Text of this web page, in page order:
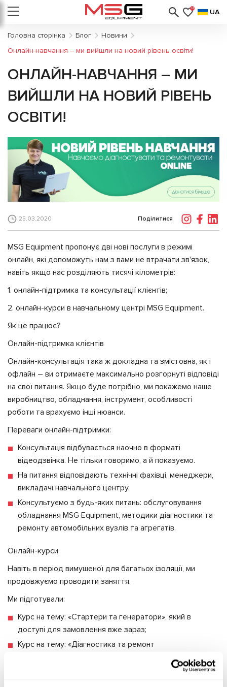
0 UA
Головна сторінка Блог
Новини
Онлайн-навчання – ми вийшли на новий рівень освіти!
ОНЛАЙН-НАВЧАННЯ – МИ
ВИЙШЛИ НА НОВИЙ РІВЕНЬ
ОСВІТИ!
25.03.2020 Поділитися
MSG Equipment пропонує дві нові послуги в режимі
онлайн, які допоможуть нам з вами не втрачати зв'язок,
навіть якщо нас розділяють тисячі кілометрів:
1. онлайн-підтримка та консультації клієнтів;
2. онлайн-курси в навчальному центрі MSG Equipment.
Як це працює?
Онлайн-підтримка клієнтів
Онлайн-консультація така ж докладна та змістовна, як і
офлайн – ви отримаєте максимально розгорнуті відповіді
на свої питання. Якщо буде потрібно, ми покажемо наше
виробництво, обладнання, інструмент, особливості
роботи та врахуємо інші нюанси.
Переваги онлайн-підтримки:
Консультація відбувається наочно в форматі
відеодзвінка. Не тільки говоримо, а й показуємо.
На питання відповідають технічні фахівці, менеджери,
викладачі навчального центру.
Консультуємо з будь-яких питань: обслуговування
обладнання MSG Equipment, методики діагностики та
ремонту автомобільних вузлів та агрегатів.
Онлайн-курси
Навіть в період вимушеної для багатьох ізоляції, ми
продовжуємо проводити заняття.
Ми підготували:
Курс на тему: «Стартери та генератори», який в
доступі для замовлення вже зараз;
Курс на тему: «Діагностика та ремонт
електропідсилювачів керма». Старт курсу – 29